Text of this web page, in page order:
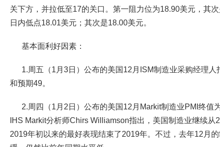
关下方，并拉低至17的关口。第一阻力位为18.90美元，其
日内低点18.01美元；其次是18.00美元。
基本面利好因素：
1.周五（1月3日）公布的美国12月ISM制造业采购经理
和预期49。
2.周四（1月2日）公布的美国12月Markit制造业PMI终值
IHS Markit分析师Chirs Williamson指出，美国制造业继续
2019年初以来的最好表现结束了2019年。不过，去年12月